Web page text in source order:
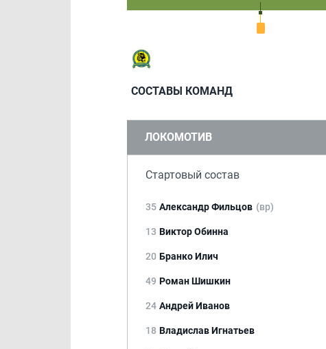
СОСТАВЫ КОМАНД
ЛОКОМОТИВ
Стартовый состав
35 Александр Фильцов (вр)
13 Виктор Обинна
20 Бранко Илич
49 Роман Шишкин
24 Андрей Иванов
18 Владислав Игнатьев